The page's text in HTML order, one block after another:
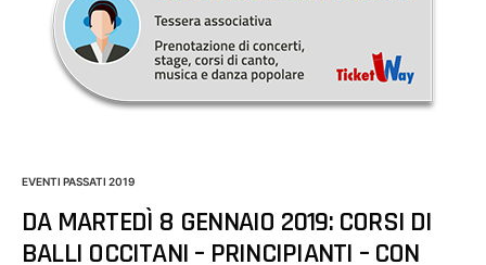
EVENTI PASSATI 2019
DA MARTEDÌ 8 GENNAIO 2019: CORSI DI
BALLI OCCITANI – PRINCIPIANTI – CON